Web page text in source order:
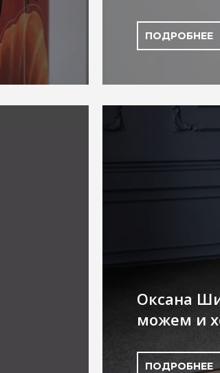
ПОДРОБНЕЕ
Оксана
можем и
ПОДРОБНЕЕ